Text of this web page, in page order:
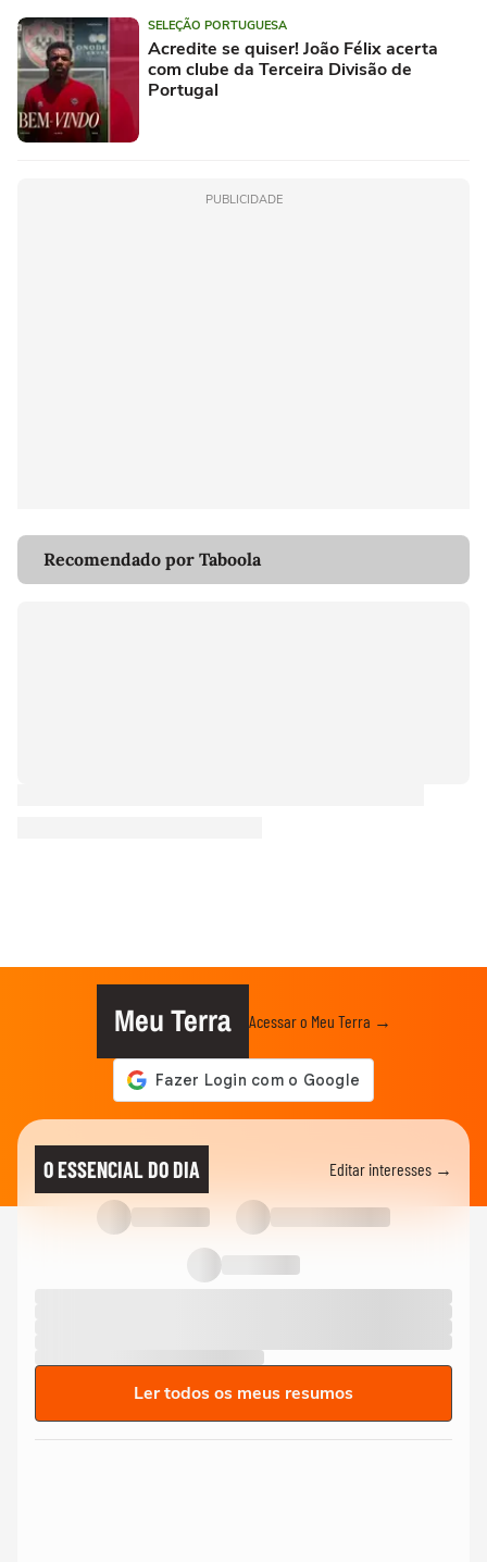
SELEÇÃO PORTUGUESA
Acredite se quiser! João Félix acerta
com clube da Terceira Divisão de
Portugal
PUBLICIDADE
Recomendado por Taboola
Meu Terra Acessar o Meu Terra →
O ESSENCIAL DO DIA Editar interesses →
Ler todos os meus resumos